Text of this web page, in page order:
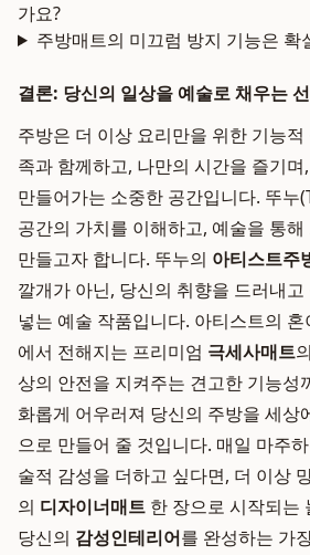
가요?
주방매트의 미끄럼 방지 기능은 확
결론: 당신의 일상을 예술로 채우는
주방은 더 이상 요리만을 위한 기능
족과 함께하고, 나만의 시간을 즐기
만들어가는 소중한 공간입니다. 뚜누
공간의 가치를 이해하고, 예술을 통
만들고자 합니다. 뚜누의 아티스트주
깔개가 아닌, 당신의 취향을 드러내
넣는 예술 작품입니다. 아티스트의
에서 전해지는 프리미엄 극세사매트
상의 안전을 지켜주는 견고한 기능성
화롭게 어우러져 당신의 주방을 세상
으로 만들어 줄 것입니다. 매일 마주
술적 감성을 더하고 싶다면, 더 이상
의 디자이너매트 한 장으로 시작되는
당신의 감성인테리어를 완성하는 가